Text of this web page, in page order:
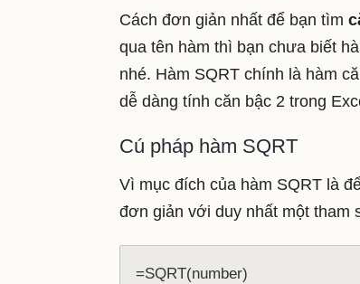
Cách đơn giản nhất để bạn tìm
qua tên hàm thì bạn chưa biết
nhé. Hàm SQRT chính là hàm
dễ dàng tính căn bậc 2 trong
Cú pháp hàm SQRT
Vì mục đích của hàm SQRT là
đơn giản với duy nhất một tham
=SQRT(number)